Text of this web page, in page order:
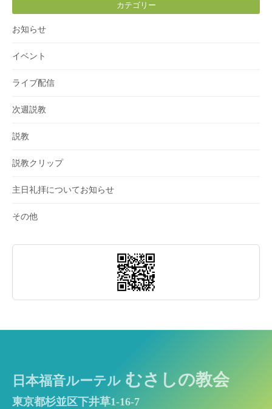
カテゴリー
お知らせ
イベント
ライブ配信
次週説教
説教
説教クリップ
主日礼拝についてお知らせ
その他
日本福音ルーテル むさしの教会
東京都杉並区下井草1-16-7